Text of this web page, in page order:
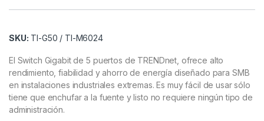
SKU: TI-G50 / TI-M6024
El Switch Gigabit de 5 puertos de TRENDnet, ofrece alto
rendimiento, fiabilidad y ahorro de energía diseñado para SMB
en instalaciones industriales extremas. Es muy fácil de usar sólo
tiene que enchufar a la fuente y listo no requiere ningún tipo de
administración.